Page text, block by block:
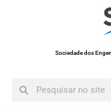
Sociedade dos